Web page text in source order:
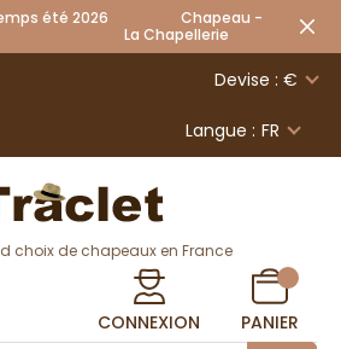
été 2026 Chapeau -
La Chapellerie
Devise : €
Langue : FR
choix de chapeaux en France
CONNEXION PANIER